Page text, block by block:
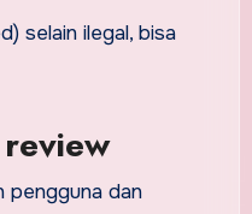
selain ilegal, bisa
pengguna dan